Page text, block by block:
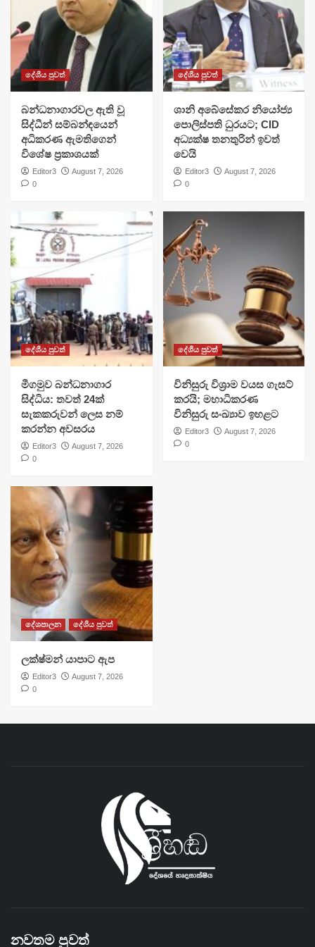
දේශීය පුවත්
බන්ධනාගාරවල ඇති වූ
සිද්ධීන් සම්බන්ඳයෙන්
අධිකරණ ඇමතිගෙන්
විශේෂ ප්‍රකාශයක්
Editor3
August 7, 2026
0
දේශීය පුවත්
ශානි අබේසේකර නියෝජ්‍ය
පොලිස්පති ධුරයට; CID
අධ්‍යක්ෂ තනතුරින් ඉවත්
වෙයි
Editor3
August 7, 2026
0
දේශීය පුවත්
මීගමුව බන්ධනාගාර
සිද්ධිය: තවත් 24ක්
සැකකරුවන් ලෙස නම්
කරන්න අවසරය
Editor3
August 7, 2026
0
දේශීය පුවත්
විනිසුරු විශ්‍රාම වයස ගැසට්
කරයි; මහාධිකරණ
විනිසුරු සංඛ්‍යාව ඉහළට
Editor3
August 7, 2026
0
දේශපාලන දේශීය පුවත්
ලක්ෂ්මන් යාපාට ඇප
Editor3
August 7, 2026
0
නවතම පුවත්